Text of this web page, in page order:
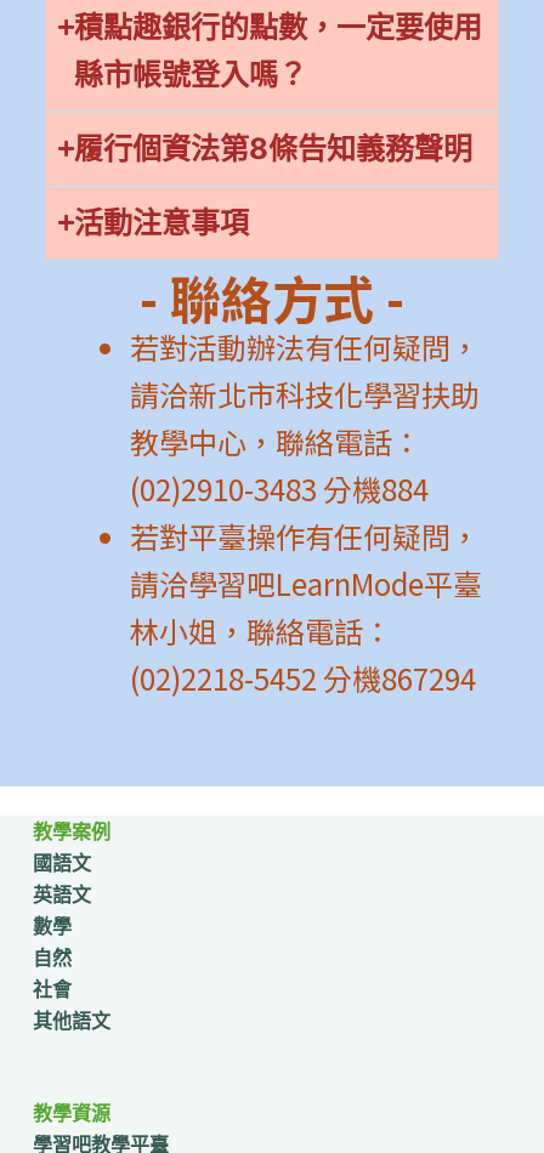
積點趣銀行的點數，一定要使用
縣市帳號登入嗎？
履行個資法第8條告知義務聲明
活動注意事項
- 聯絡方式 -
若對活動辦法有任何疑問，
請洽新北市科技化學習扶助
教學中心，聯絡電話：
(02)2910-3483 分機884
若對平臺操作有任何疑問，
請洽學習吧LearnMode平臺
林小姐，聯絡電話：
(02)2218-5452 分機867294
教學案例
國語文
英語文
數學
自然
社會
其他語文
教學資源
學習吧教學平臺